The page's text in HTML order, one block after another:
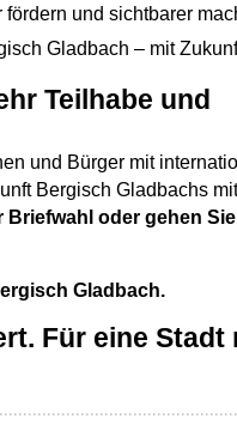
und sichtbarer
Gladbach – mit
Teilhabe und
und Bürger mit
Bergisch Gladbachs
oder gehen Sie
Gladbach.
Für eine